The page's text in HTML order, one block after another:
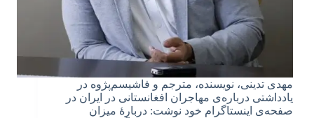
مهدی تدینی، نویسنده، مترجم و فاشیسم‌پژوه در
یادداشتی درباره‌ی مهاجران افغانستانی در ایران در
صفحه‌ی اینستاگرام خود نوشت: دربارۀ میزان